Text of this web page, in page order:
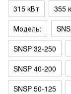
315 кВт
355
Модель:
SNSP 32-250
SNSP 40-200
SNSP 50-125